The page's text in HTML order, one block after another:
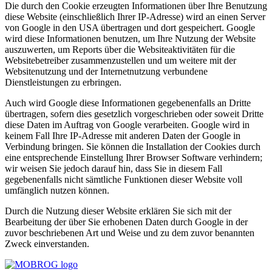
Die durch den Cookie erzeugten Informationen über Ihre Benutzung
diese Website (einschließlich Ihrer IP-Adresse) wird an einen Server
von Google in den USA übertragen und dort gespeichert. Google
wird diese Informationen benutzen, um Ihre Nutzung der Website
auszuwerten, um Reports über die Websiteaktivitäten für die
Websitebetreiber zusammenzustellen und um weitere mit der
Websitenutzung und der Internetnutzung verbundene
Dienstleistungen zu erbringen.
Auch wird Google diese Informationen gegebenenfalls an Dritte
übertragen, sofern dies gesetzlich vorgeschrieben oder soweit Dritte
diese Daten im Auftrag von Google verarbeiten. Google wird in
keinem Fall Ihre IP-Adresse mit anderen Daten der Google in
Verbindung bringen. Sie können die Installation der Cookies durch
eine entsprechende Einstellung Ihrer Browser Software verhindern;
wir weisen Sie jedoch darauf hin, dass Sie in diesem Fall
gegebenenfalls nicht sämtliche Funktionen dieser Website voll
umfänglich nutzen können.
Durch die Nutzung dieser Website erklären Sie sich mit der
Bearbeitung der über Sie erhobenen Daten durch Google in der
zuvor beschriebenen Art und Weise und zu dem zuvor benannten
Zweck einverstanden.